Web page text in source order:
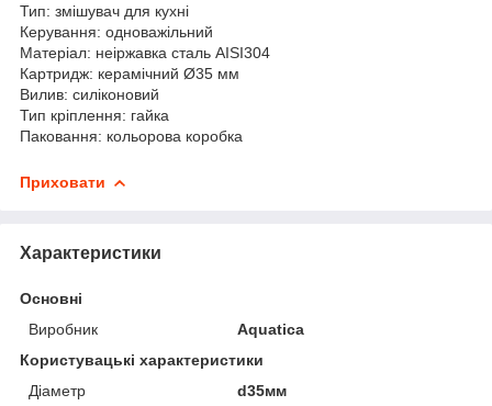
Тип: змішувач для кухні
Керування: одноважільний
Матеріал: неіржавка сталь AISI304
Картридж: керамічний Ø35 мм
Вилив: силіконовий
Тип кріплення: гайка
Паковання: кольорова коробка
Приховати
Характеристики
Основні
Виробник
Aquatica
Користувацькі характеристики
Діаметр
d35мм